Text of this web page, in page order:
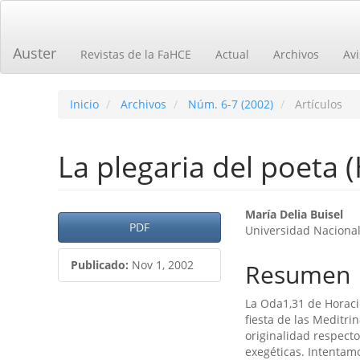
principal
Barra
Auster Revistas de la FaHCE Actual Archivos
Inicio Archivos Núm. 6-7 (2002) Artículos
La plegaria del poeta
Barra
lateral
del
PDF
Publicado: Nov 1, 2002
Contenido
principal
del
artículo
María Delia Buisel
Universidad
Resumen
La Oda1,31 de
fiesta de las
originalidad
exegéticas.